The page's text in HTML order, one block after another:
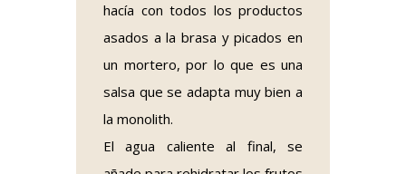
hacía con todos los productos
asados a la brasa y picados en
un mortero, por lo que es una
salsa que se adapta muy bien a
la monolith.
El agua caliente al final, se